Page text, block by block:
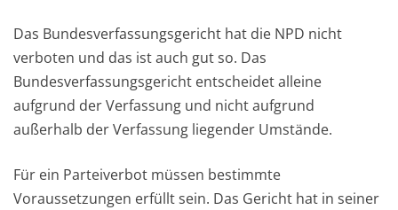
Das Bundesverfassungsgericht hat die NPD nicht
verboten und das ist auch gut so. Das
Bundesverfassungsgericht entscheidet alleine
aufgrund der Verfassung und nicht aufgrund
außerhalb der Verfassung liegender Umstände.
Für ein Parteiverbot müssen bestimmte
Voraussetzungen erfüllt sein. Das Gericht hat in seiner